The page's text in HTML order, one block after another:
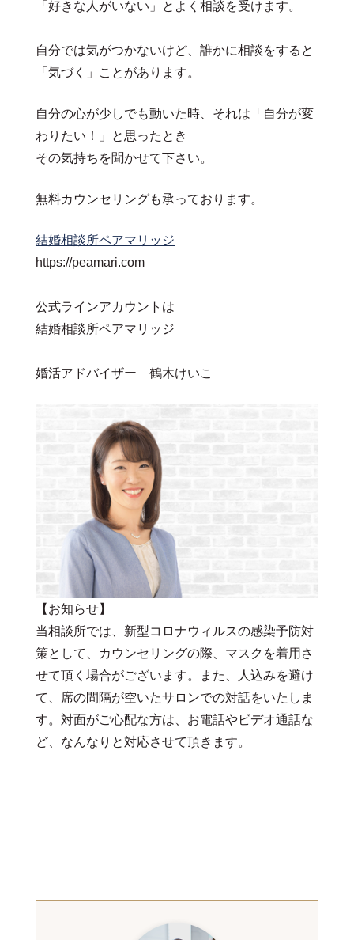
「好きな人がいない」とよく相談を受けます。
自分では気がつかないけど、誰かに相談をすると
「気づく」ことがあります。
自分の心が少しでも動いた時、それは「自分が変
わりたい！」と思ったとき
その気持ちを聞かせて下さい。
無料カウンセリングも承っております。
結婚相談所ペアマリッジ
https://peamari.com
公式ラインアカウントは
結婚相談所ペアマリッジ
婚活アドバイザー 鶴木けいこ
【お知らせ】
当相談所では、新型コロナウィルスの感染予防対
策として、カウンセリングの際、マスクを着用さ
せて頂く場合がございます。また、人込みを避け
て、席の間隔が空いたサロンでの対話をいたしま
す。対面がご心配な方は、お電話やビデオ通話な
ど、なんなりと対応させて頂きます。